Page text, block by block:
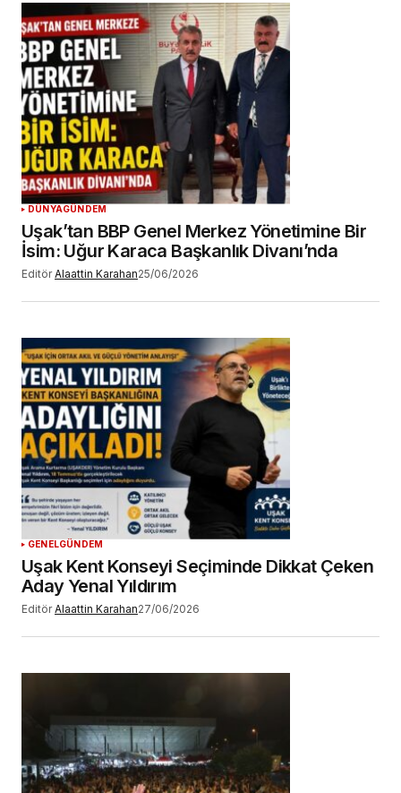
Daha sonraki yorumlarımda kullanılması için
adım, e-posta adresim ve site adresim bu
tarayıcıya kaydedilsin.
YORUM GÖNDER
DÜNYAGÜNDEM
Uşak’tan BBP Genel Merkez Yönetimine Bir
İsim: Uğur Karaca Başkanlık Divanı’nda
Editör Alaattin Karahan25/06/2026
GENELGÜNDEM
Uşak Kent Konseyi Seçiminde Dikkat Çeken
Aday Yenal Yıldırım
Editör Alaattin Karahan27/06/2026